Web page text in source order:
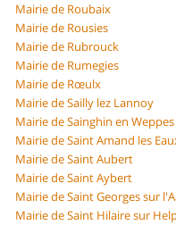
Mairie de Roubaix
Mairie de Rousies
Mairie de Rubrouck
Mairie de Rumegies
Mairie de Rœulx
Mairie de Sailly lez Lannoy
Mairie de Sainghin en Weppes
Mairie de Saint Amand les
Mairie de Saint Aubert
Mairie de Saint Aybert
Mairie de Saint Georges sur
Mairie de Saint Hilaire sur